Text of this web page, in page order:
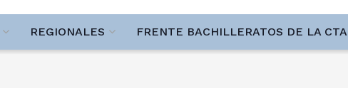
REGIONALES FRENTE BACHILLERATOS DE LA CTA